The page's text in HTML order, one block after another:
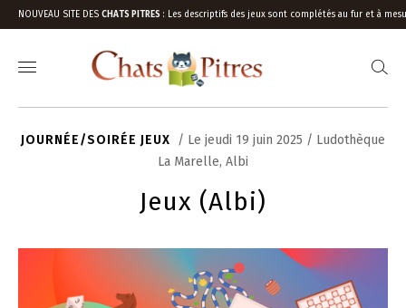
NOUVEAU SITE DES CHATS PITRES : Les descriptifs des jeux sont complétés au fur et à
JOURNÉE/SOIRÉE JEUX
/ Le jeudi 19 juin 2025 / Ludothèque
La Marelle, Albi
Jeux (Albi)